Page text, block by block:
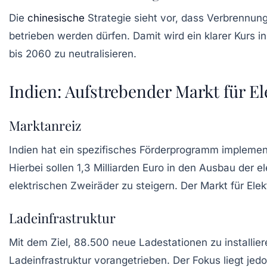
Die chinesische Strategie sieht vor, dass
betrieben werden dürfen. Damit wird ein klarer Kurs
bis 2060 zu neutralisieren.
Indien: Aufstrebender Markt für
Marktanreiz
Indien hat ein spezifisches Förderprogramm
Hierbei sollen 1,3 Milliarden Euro in den Ausbau der
elektrischen Zweiräder zu steigern. Der Markt für
Ladeinfrastruktur
Mit dem Ziel, 88.500 neue Ladestationen zu
Ladeinfrastruktur vorangetrieben. Der Fokus liegt